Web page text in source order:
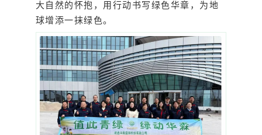
大自然的怀抱，用行动书写绿色华章，为地
球增添一抹绿色。